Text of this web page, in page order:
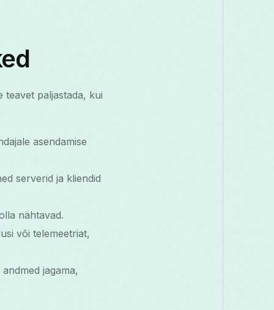
teavet paljastada, kui
asendamise
serverid ja kliendid
nähtavad.
või telemeetriat,
jagama,